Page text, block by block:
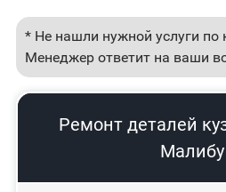
* Не нашли нужной услуги по
Менеджер ответит на ваши
Ремонт деталей